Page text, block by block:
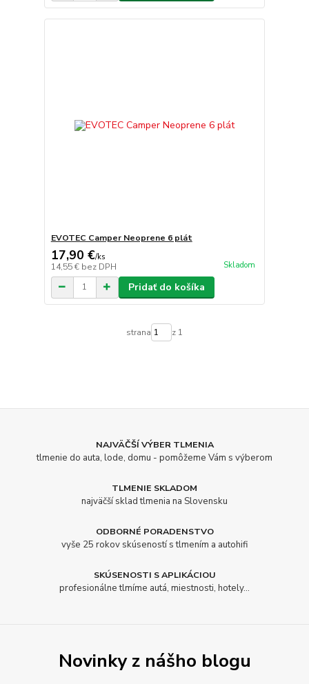
EVOTEC Camper Neoprene 6 plát
17,90 €/ks
14,55 € bez DPH Skladom
Pridať do košíka
strana z 1
NAJVÄČŠÍ VÝBER TLMENIA
tlmenie do auta, lode, domu - pomôžeme Vám s výberom
TLMENIE SKLADOM
najväčší sklad tlmenia na Slovensku
ODBORNÉ PORADENSTVO
vyše 25 rokov skúseností s tlmením a autohifi
SKÚSENOSTI S APLIKÁCIOU
profesionálne tlmíme autá, miestnosti, hotely...
Novinky z nášho blogu